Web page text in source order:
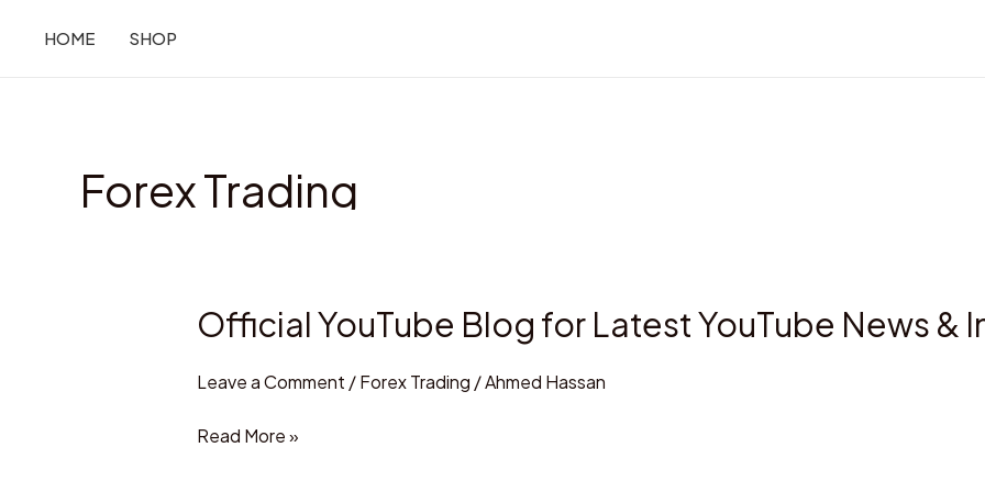
HOME SHOP
Forex Trading
Official YouTube Blog for Latest YouTube News &
Leave a Comment /Forex Trading /Ahmed Hassan
Official
Blog
Latest
Read More »